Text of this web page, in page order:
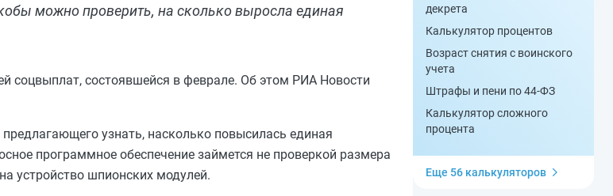
можно проверить, на сколько выросла единая
соцвыплат, состоявшейся в феврале. Об этом РИА Новости
узнать, насколько повысилась единая
программное обеспечение займется не проверкой размера
устройство шпионских модулей.
декрета
Калькулятор процентов
Возраст снятия с воинского
учета
Штрафы и пени по 44-ФЗ
Калькулятор сложного
процента
Еще 56 калькуляторов